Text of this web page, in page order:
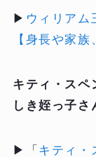
▶ ウィリアム
【身長や家
キティ・スペ
しき姪っ子さ
▶「 キティ・